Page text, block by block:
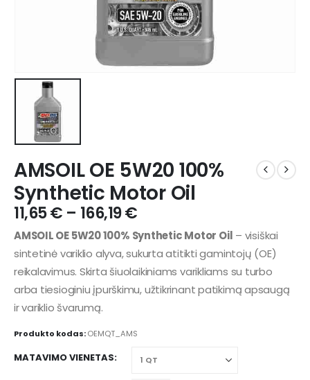
AMSOIL OE 5W20 100%
Synthetic Motor Oil
11,65€ – 166,19€
AMSOIL OE 5W20 100% Synthetic Motor Oil – visiškai
sintetinė variklio alyva, sukurta atitikti gamintojų (OE)
reikalavimus. Skirta šiuolaikiniams varikliams su turbo
arba tiesioginiu įpurškimu, užtikrinant patikimą apsaugą
ir variklio švarumą.
Produkto kodas:OEMQT_AMS
MATAVIMO VIENETAS